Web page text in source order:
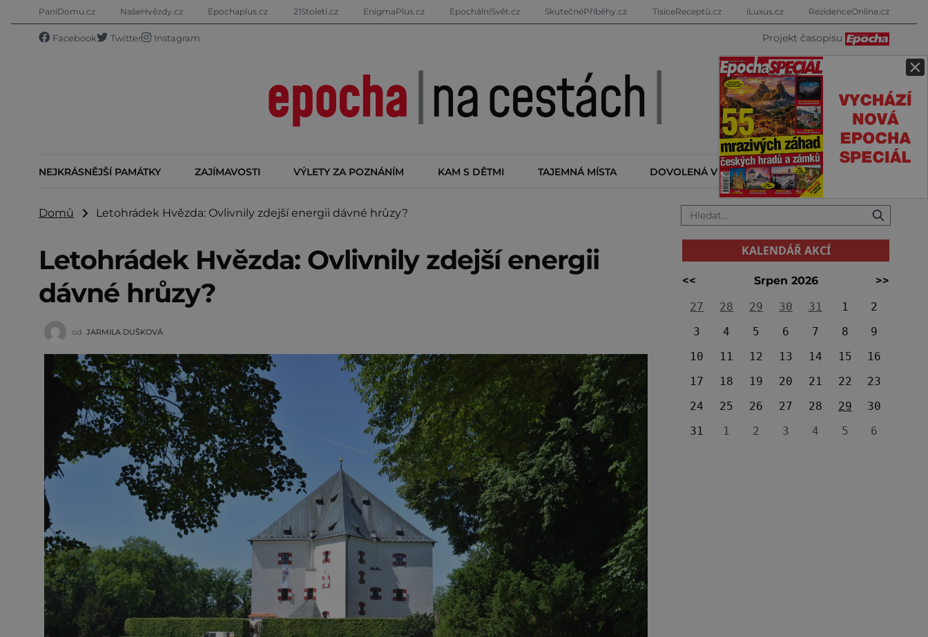
×
PaníDomu.cz NašeHvězdy.cz Epochaplus.cz 21Stoleti.cz EnigmaPlus.cz EpochálníSvět.cz SkutečnéPříběhy.cz TisíceReceptů.cz iLuxus.cz RezidenceOnline.cz
Facebook Twitter Instagram Projekt časopisu
NEJKRÁSNĚJŠÍ PAMÁTKY ZAJÍMAVOSTI VÝLETY ZA POZNÁNÍM KAM S DĚTMI TAJEMNÁ MÍSTA DOVOLENÁ V ZAHRANIČÍ KALENDÁŘ AKCÍ
Domů Letohrádek Hvězda: Ovlivnily zdejší energii dávné hrůzy?
Letohrádek Hvězda: Ovlivnily zdejší energii
dávné hrůzy?
od JARMILA DUŠKOVÁ
KALENDÁŘ AKCÍ
<< Srpen 2026
>>
27
28 29 30 31 1
2
3
4 5 6 7 8
9
10
11 12 13 14 15
16
17
18 19 20 21 22
23
24
25 26 27 28 29
30
31
1 2 3 4 5 6